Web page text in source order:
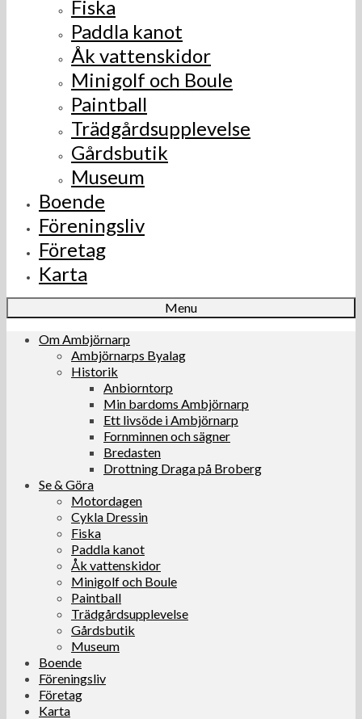
Fiska
Paddla kanot
Åk vattenskidor
Minigolf och Boule
Paintball
Trädgårdsupplevelse
Gårdsbutik
Museum
Boende
Föreningsliv
Företag
Karta
Menu
Om Ambjörnarp
Ambjörnarps Byalag
Historik
Anbiorntorp
Min bardoms Ambjörnarp
Ett livsöde i Ambjörnarp
Fornminnen och sägner
Bredasten
Drottning Draga på Broberg
Se & Göra
Motordagen
Cykla Dressin
Fiska
Paddla kanot
Åk vattenskidor
Minigolf och Boule
Paintball
Trädgårdsupplevelse
Gårdsbutik
Museum
Boende
Föreningsliv
Företag
Karta